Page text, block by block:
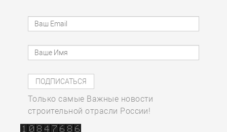
Только самые Важные новости
строительной отрасли России!